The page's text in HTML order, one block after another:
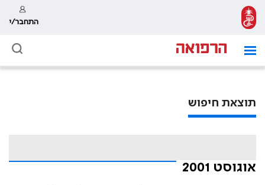
התחבר/י
תוצאת חיפוש
אוגוסט 2001